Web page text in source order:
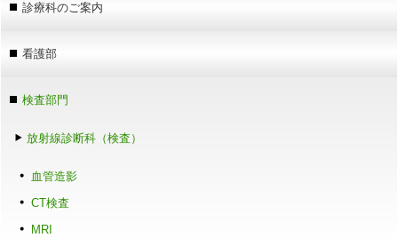
診療科のご案内
看護部
検査部門
放射線診断科（検査）
血管造影
CT検査
MRI